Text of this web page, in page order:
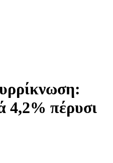
4,2% πέρυσι